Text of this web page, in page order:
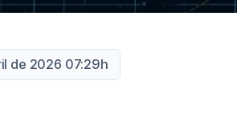
de 2026 07:29h